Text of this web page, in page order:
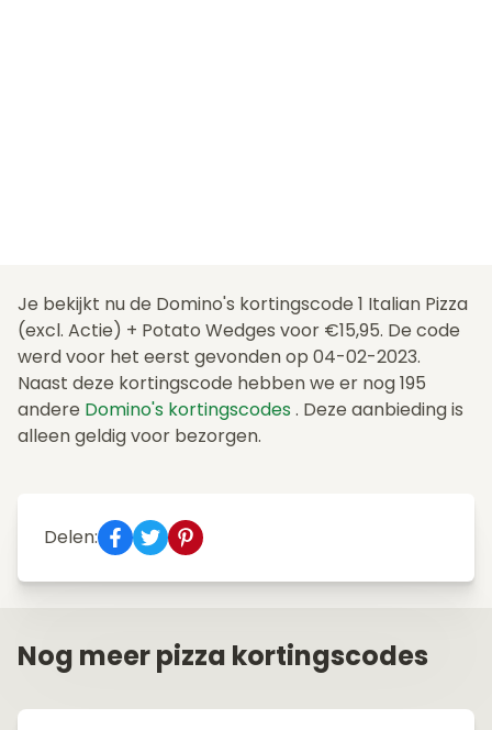
Je bekijkt nu de Domino's kortingscode 1 Italian Pizza
(excl. Actie) + Potato Wedges voor €15,95. De code
werd voor het eerst gevonden op 04-02-2023.
Naast deze kortingscode hebben we er nog 195
andere Domino's kortingscodes . Deze aanbieding is
alleen geldig voor bezorgen.
Delen:
Nog meer pizza kortingscodes